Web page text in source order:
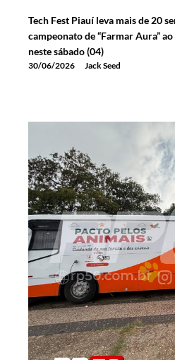
Tech Fest Piauí leva mais de 20
campeonato de “Farmar Aura”
neste sábado (04)
30/06/2026 Jack Seed